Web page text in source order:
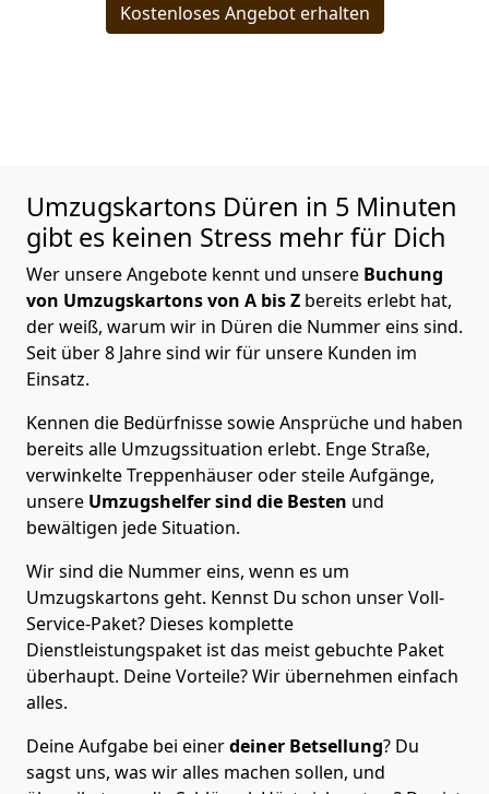
Kostenloses Angebot erhalten
Umzugskartons Düren in 5 Minuten
gibt es keinen Stress mehr für Dich
Wer unsere Angebote kennt und unsere Buchung
von Umzugskartons von A bis Z bereits erlebt hat,
der weiß, warum wir in Düren die Nummer eins sind.
Seit über 8 Jahre sind wir für unsere Kunden im
Einsatz.
Kennen die Bedürfnisse sowie Ansprüche und haben
bereits alle Umzugssituation erlebt. Enge Straße,
verwinkelte Treppenhäuser oder steile Aufgänge,
unsere Umzugshelfer sind die Besten und
bewältigen jede Situation.
Wir sind die Nummer eins, wenn es um
Umzugskartons geht. Kennst Du schon unser Voll-
Service-Paket? Dieses komplette
Dienstleistungspaket ist das meist gebuchte Paket
überhaupt. Deine Vorteile? Wir übernehmen einfach
alles.
Deine Aufgabe bei einerdeiner Betsellung? Du
sagst uns, was wir alles machen sollen, und